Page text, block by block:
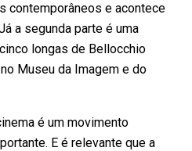
contemporâneos e acontece
a segunda parte é uma
longas de Bellocchio
Museu da Imagem e do
é um movimento
E é relevante que a